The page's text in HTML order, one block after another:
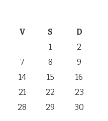
V S D
1
2
7 8
9
14 15
16
21 22
23
28 29
30